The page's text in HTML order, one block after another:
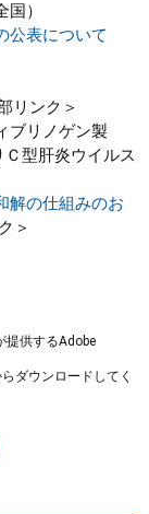
）
公表について
リンク＞
ブリノゲン製
型肝炎ウイルス
解の仕組みのお
＞
提供するAdobe
ダウンロードしてく